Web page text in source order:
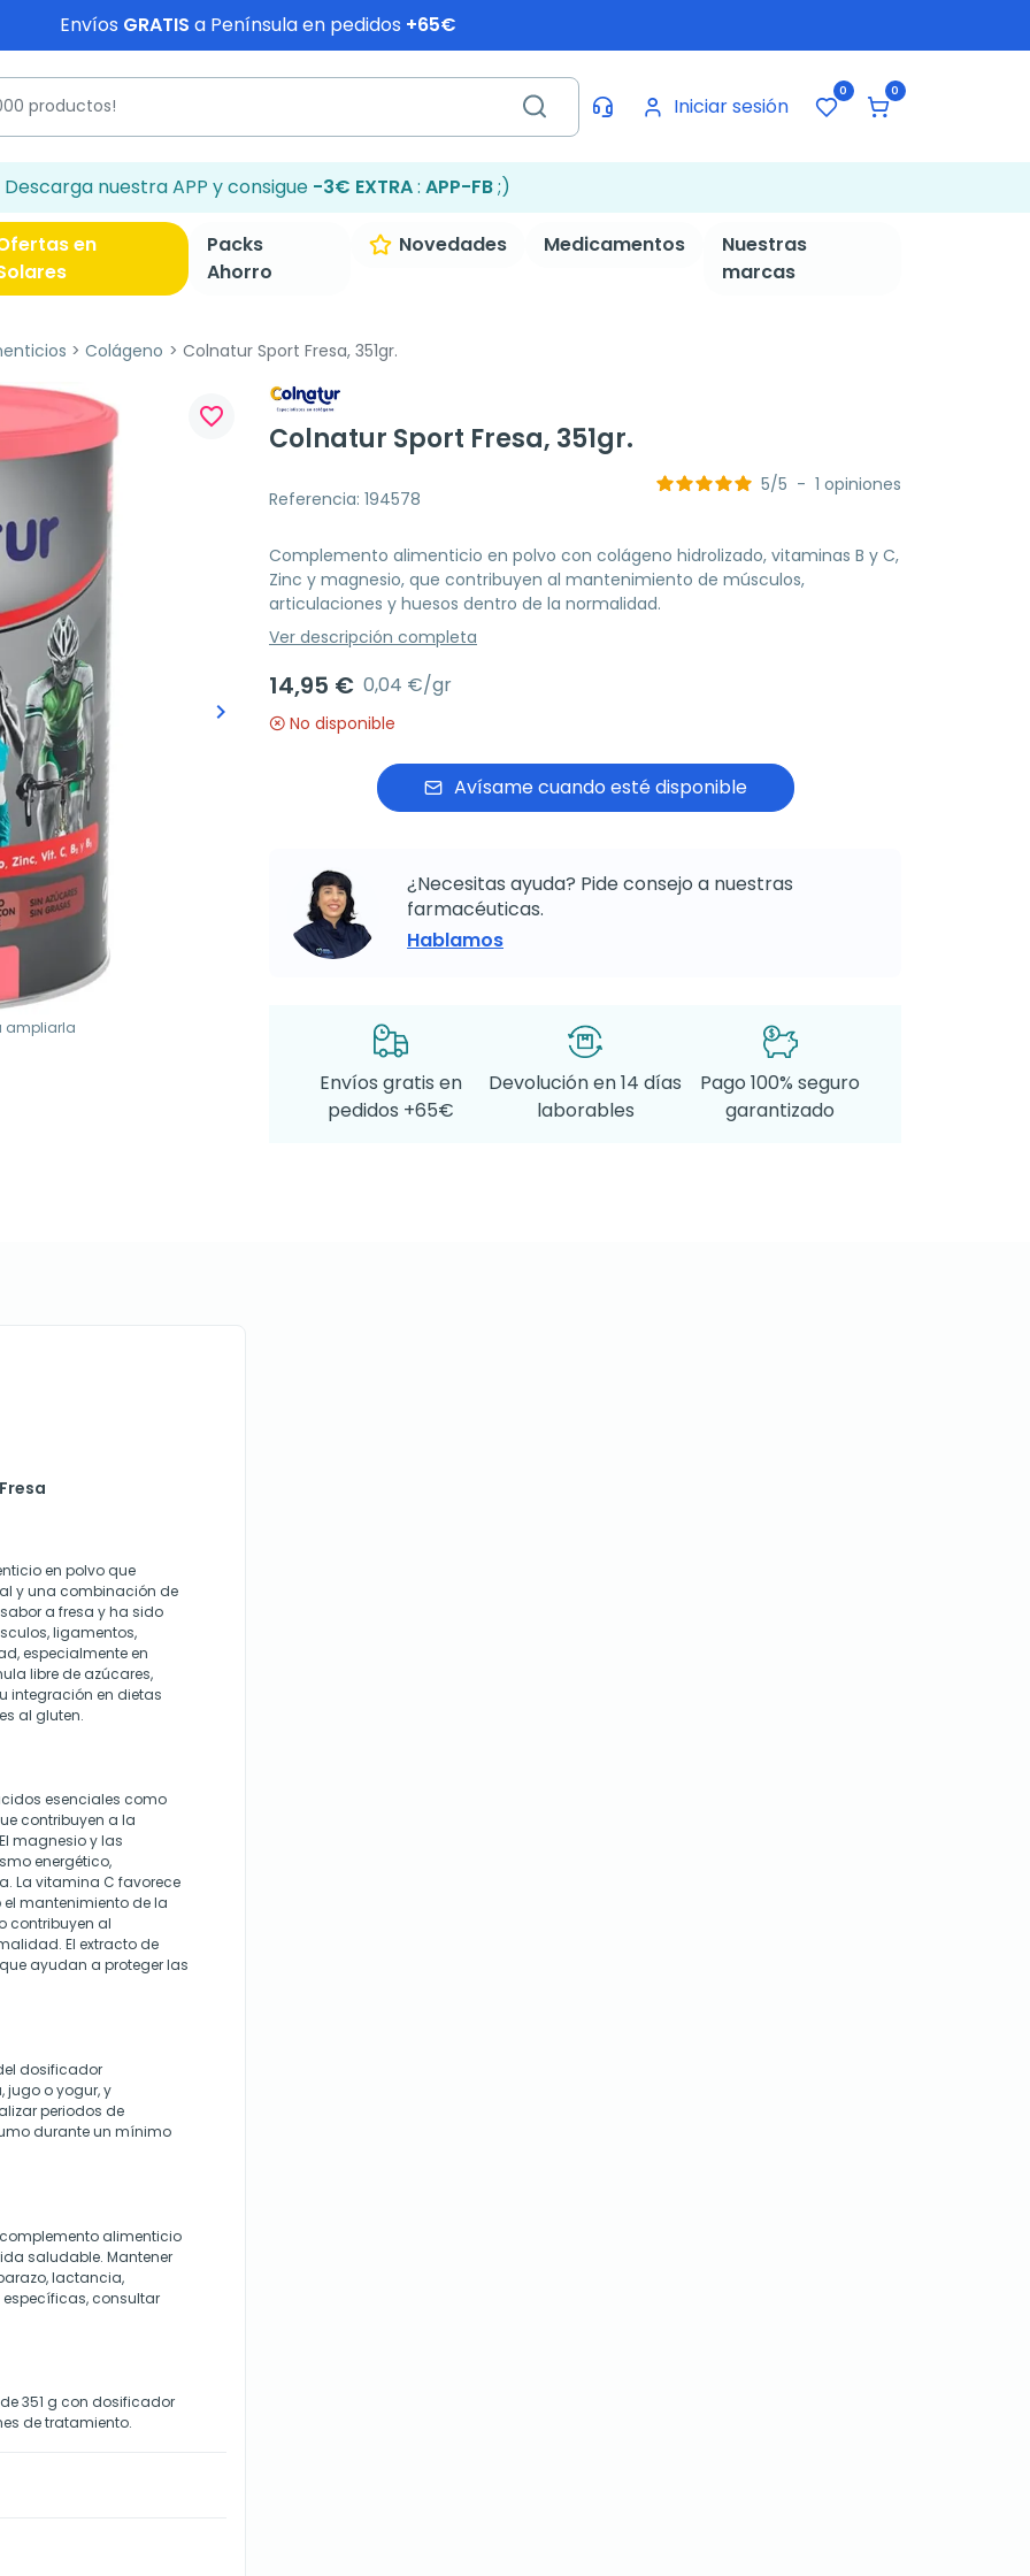
Envíos GRATIS a Península en pedidos +65€
Iniciar sesión
0 0
Descarga nuestra APP y consigue -3€ EXTRA: APP-FB;)
en
Packs
Ahorro
Novedades Medicamentos
Nuestras
marcas
Colágeno Colnatur Sport Fresa, 351gr.
Siguiente
keyboard_arrow_right
ampliarla
favorite_border
Colnatur Sport Fresa, 351gr.
Referencia: 194578
5/5 - 1 opiniones
Complemento alimenticio en polvo con colágeno hidrolizado, vitaminas B y C,
Zinc y magnesio, que contribuyen al mantenimiento de músculos,
articulaciones y huesos dentro de la normalidad.
Ver descripción completa
14,95 € 0,04 €/gr
No disponible
Avísame cuando esté disponible
¿Necesitas ayuda? Pide consejo a nuestras
farmacéuticas.
Hablamos
Envíos gratis en
pedidos +65€
Devolución en 14 días
laborables
Pago 100% seguro
garantizado
en polvo que
y una combinación de
a fresa y ha sido
ligamentos,
especialmente en
libre de azúcares,
integración en dietas
al gluten.
esenciales como
contribuyen a la
magnesio y las
energético,
La vitamina C favorece
mantenimiento de la
contribuyen al
El extracto de
ayudan a proteger las
dosificador
jugo o yogur, y
periodos de
durante un mínimo
alimenticio
saludable. Mantener
lactancia,
consultar
351 g con dosificador
de tratamiento.